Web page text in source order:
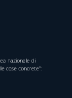
nazionale di
cose concrete”: